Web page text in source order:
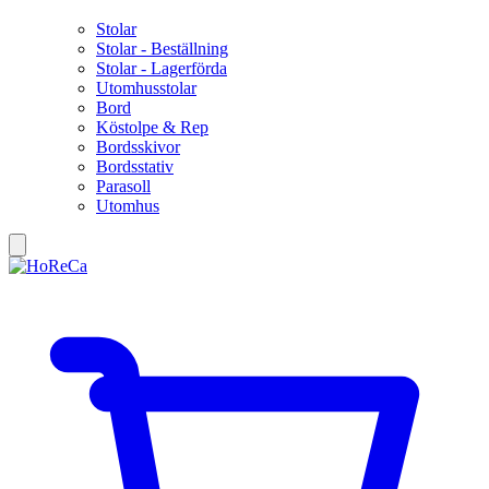
Stolar
Stolar - Beställning
Stolar - Lagerförda
Utomhusstolar
Bord
Köstolpe & Rep
Bordsskivor
Bordsstativ
Parasoll
Utomhus